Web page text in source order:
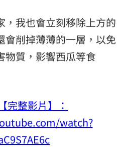
，我也會立刻移除上方的
會削掉薄薄的一層，以免
物質，影響西瓜等食
完整影片】：
watch?